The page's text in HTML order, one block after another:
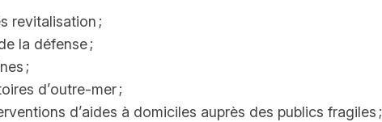
revitalisation ;
la défense ;
;
d’outre-mer ;
d’aides à domiciles auprès des publics fragiles ;